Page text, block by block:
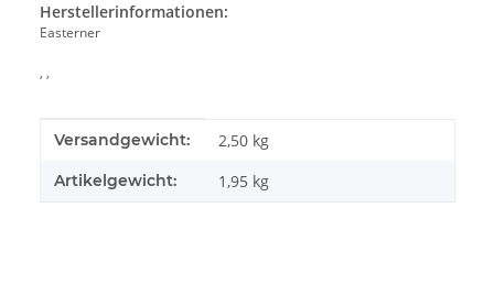
Herstellerinformationen:
Easterner
, ,
Produkteigenschaft
Wert
Versandgewicht: 2,50 kg
Artikelgewicht: 1,95 kg